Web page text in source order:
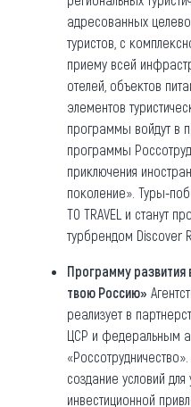
адресованных
туристов, с
приему всей
отелей, объектов
элементов
программы войдут в
программы
приключения
поколение». Туры-
TO TRAVEL и станут
турбрендом Discover
Программу развития
твою Россию»
реализует в
ЦСР и федеральным
создание условий для
инвестиционной